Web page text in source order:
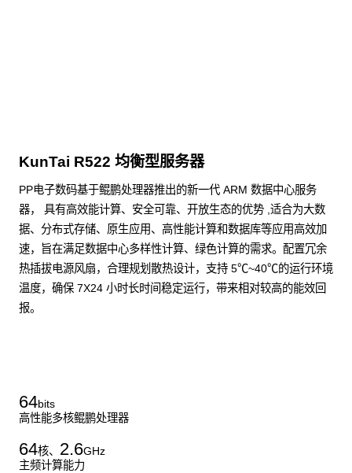
KunTai R522 均衡型服务器
PP电子数码基于鲲鹏处理器推出的新一代 ARM 数据中心服务
器， 具有高效能计算、安全可靠、开放生态的优势 ,适合为大数
据、分布式存储、原生应用、高性能计算和数据库等应用高效加
速，旨在满足数据中心多样性计算、绿色计算的需求。配置冗余
热插拔电源风扇，合理规划散热设计，支持 5℃~40℃的运行环境
温度，确保 7X24 小时长时间稳定运行，带来相对较高的能效回
报。
64bits
高性能多核鲲鹏处理器
64核、 2.6GHz
主频计算能力